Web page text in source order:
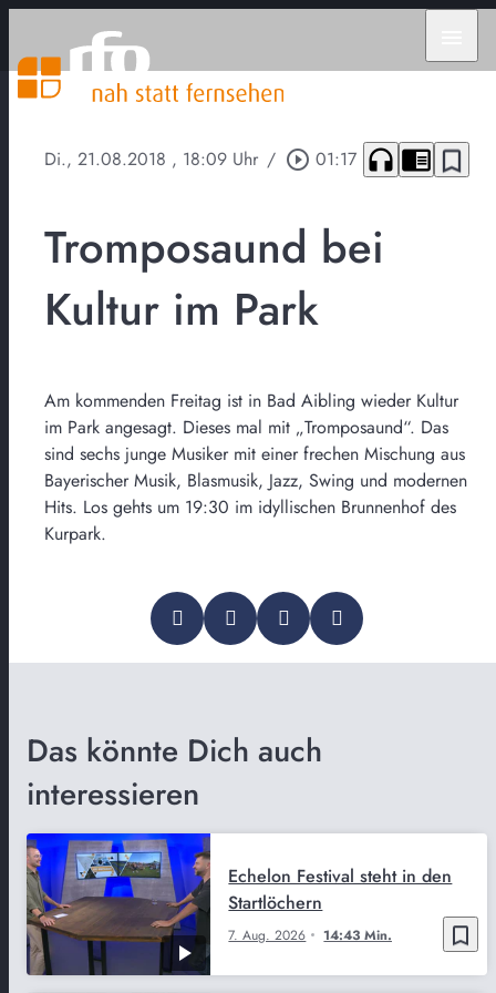
Di., 21.08.2018 , 18:09 Uhr / play_circle_outline 01:17 headphones chrome_reader_mode bookmark_border
Tromposaund bei
Kultur im Park
Am kommenden Freitag ist in Bad Aibling wieder Kultur
im Park angesagt. Dieses mal mit „Tromposaund“. Das
sind sechs junge Musiker mit einer frechen Mischung aus
Bayerischer Musik, Blasmusik, Jazz, Swing und modernen
Hits. Los gehts um 19:30 im idyllischen Brunnenhof des
Kurpark.
Das könnte Dich auch
interessieren
bookmark_border
7. Aug. 2026 14:43 Min.
Echelon Festival steht in den
Startlöchern